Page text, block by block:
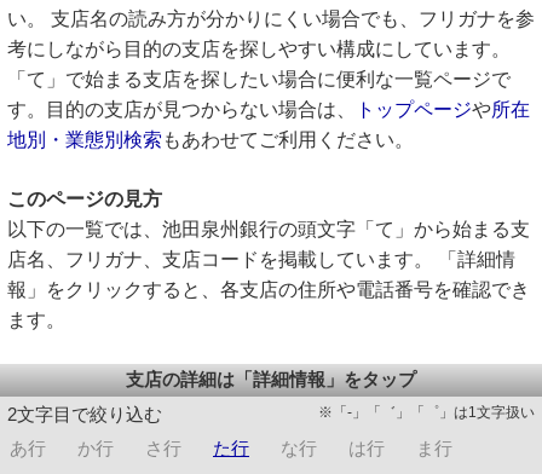
い。 支店名の読み方が分かりにくい場合でも、フリガナを参
考にしながら目的の支店を探しやすい構成にしています。
「て」で始まる支店を探したい場合に便利な一覧ページで
す。目的の支店が見つからない場合は、
トップページや所在
地別・業態別検索 もあわせてご利用ください。
このページの見方
以下の一覧では、池田泉州銀行の頭文字「て」から始まる支
店名、フリガナ、支店コードを掲載しています。 「詳細情
報」をクリックすると、各支店の住所や電話番号を確認でき
ます。
支店の詳細は「詳細情報」をタップ
2文字目で絞り込む
※「-」「゛」「゜」は1文字扱い
あ行 か行 さ行 た行 な行 は行
ま行